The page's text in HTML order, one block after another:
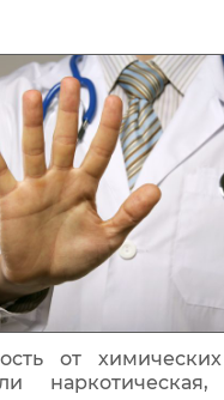
от
наркотическая,